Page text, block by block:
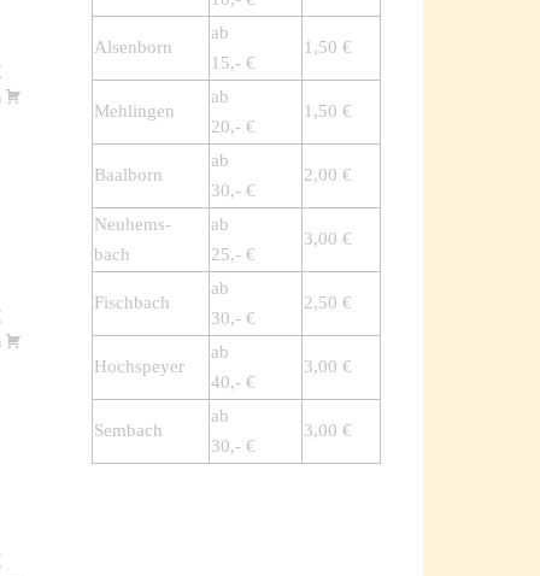
Alsenborn
ab
15,- €
1,50 €
Mehlingen
ab
20,- €
1,50 €
Baalborn
ab
30,- €
2,00 €
Neuhems-
bach
ab
25,- €
3,00 €
Fischbach
ab
30,- €
2,50 €
Hochspeyer
ab
40,- €
3,00 €
Sembach
ab
30,- €
3,00 €